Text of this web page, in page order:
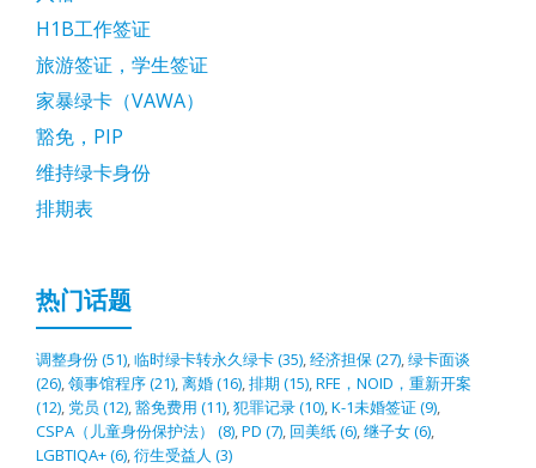
H1B工作签证
旅游签证，学生签证
家暴绿卡（VAWA）
豁免，PIP
维持绿卡身份
排期表
热门话题
调整身份(51),临时绿卡转永久绿卡(35),经济担保(27),绿卡面谈
(26),领事馆程序(21),离婚(16),排期 (15),RFE，NOID，重新开案
(12), 党员 (12),豁免费用 (11),犯罪记录(10),K-1未婚签证(9),
CSPA（儿童身份保护法）
(8),PD (7), 回美纸(6),继子女(6),
LGBTIQA+(6),衍生受益人 (3)